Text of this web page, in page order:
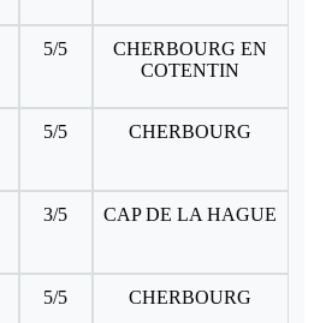
5/5
CHERBOURG EN
COTENTIN
5/5 CHERBOURG
3/5 CAP DE LA HAGUE
5/5 CHERBOURG